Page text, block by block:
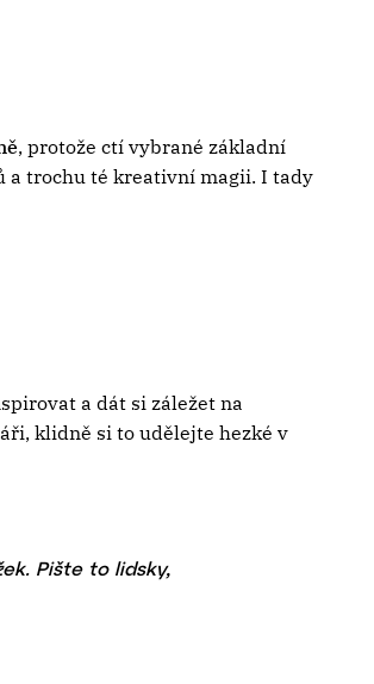
, protože ctí vybrané základní
a trochu té kreativní magii. I tady
a dát si záležet na
klidně si to udělejte hezké v
Pište to lidsky,